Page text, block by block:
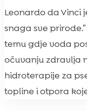
Leonardo da Vinci
snaga sve
temu gdje voda
očuvanju zdravlja
hidroterapije za
topline i otpora